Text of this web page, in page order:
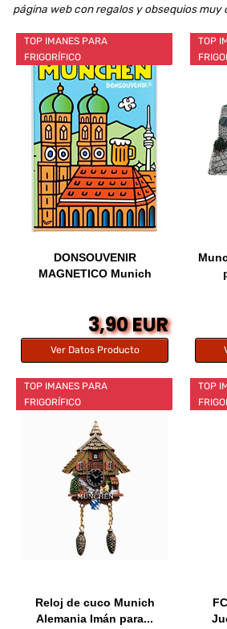
página web con regalos y obsequios muy
TOP IMANES PARA
FRIGORÍFICO
DONSOUVENIR
MAGNETICO Munich
3,90 EUR
Ver Datos Producto
TOP
TOP IMANES PARA
FRIGORÍFICO
Reloj de cuco Munich
Alemania Imán para...
TOP